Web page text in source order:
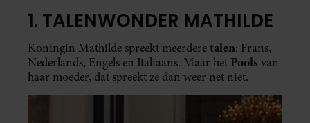
1. TALENWONDER MATHILDE
Koningin Mathilde spreekt meerderetalen: Frans,
Nederlands, Engels en Italiaans. Maar het Pools van
haar moeder, dat spreekt ze dan weer net niet.